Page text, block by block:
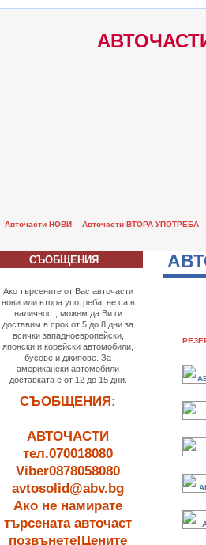
Авточасти НОВИ Авточасти ВТОРА УПОТРЕБА
СЪОБЩЕНИЯ
Ако търсените от Вас авточасти
нови или втора употреба, не са в
наличност, можем да Ви ги
доставим в срок от 5 до 8 дни за
всички западноевропейски,
японски и корейски автомобили,
бусове и джипове. За
американски автомобили
доставката е от 12 до 15 дни.
СЪОБЩЕНИЯ:
АВТОЧАСТИ
тел.070018080
Viber0878058080
avtosolid@abv.bg
Ако не намирате
търсената авточаст
позвънете!Цените